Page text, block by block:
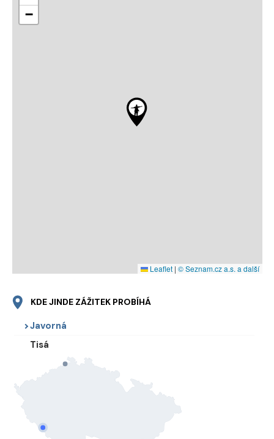
−
Leaflet | © Seznam.cz a.s. a další
KDE JINDE ZÁŽITEK PROBÍHÁ
Javorná
Tisá